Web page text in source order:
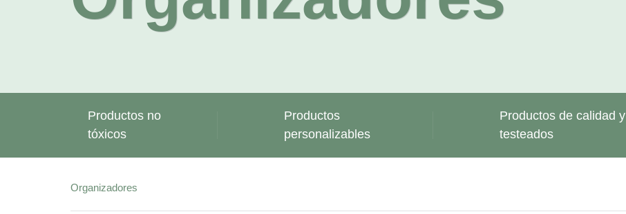
Productos no
tóxicos
Productos
personalizables
Productos de calidad y
testeados
Organizadores